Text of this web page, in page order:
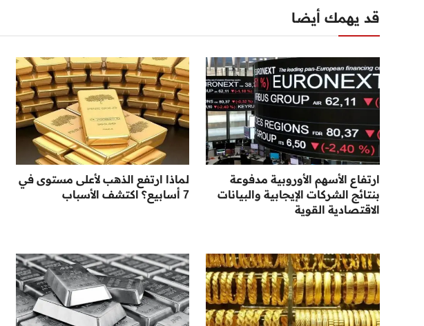
قد يهمك أيضا
ارتفاع الأسهم الأوروبية مدفوعة
بنتائج الشركات الإيجابية والبيانات
الاقتصادية القوية
لماذا ارتفع الذهب لأعلى مستوى في
7 أسابيع؟ اكتشف الأسباب